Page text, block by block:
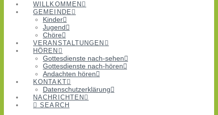
WILLKOMMEN
GEMEINDE
Kinder
Jugend
Chöre
VERANSTALTUNGEN
HÖREN
Gottesdienste nach-sehen
Gottesdienste nach-hören
Andachten hören
KONTAKT
Datenschutzerklärung
NACHRICHTEN
SEARCH